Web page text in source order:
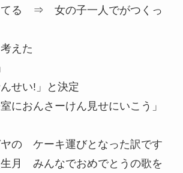
てる ⇒ 女の子一人でがつくっ
えた
せい!」と決定
におんさーけん見せにいこう」
ヤの ケーキ運びとなった訳です
月 みんなでおめでとうの歌を